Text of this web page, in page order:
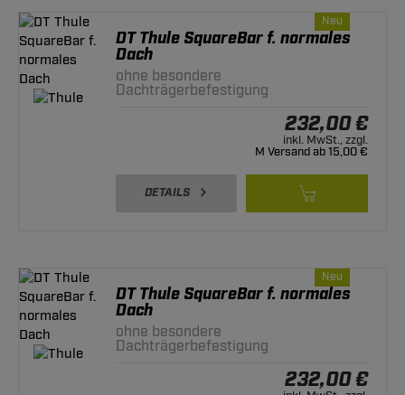
Neu
DT Thule SquareBar f. normales
Dach
ohne besondere
Dachträgerbefestigung
232,00 €
inkl. MwSt., zzgl.
M Versand ab 15,00 €
DETAILS
Neu
DT Thule SquareBar f. normales
Dach
ohne besondere
Dachträgerbefestigung
232,00 €